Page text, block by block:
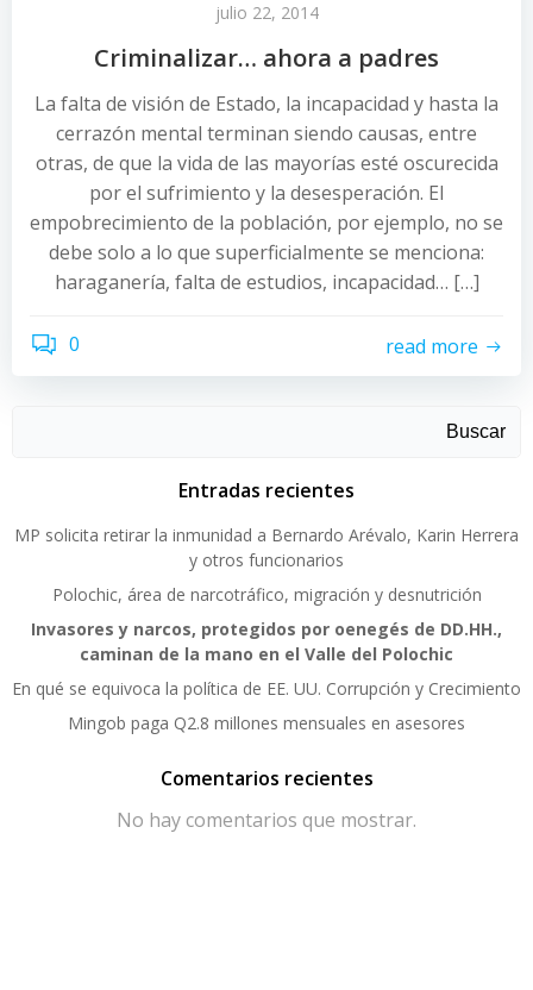
julio 22, 2014
Criminalizar… ahora a padres
La falta de visión de Estado, la incapacidad y hasta la
cerrazón mental terminan siendo causas, entre
otras, de que la vida de las mayorías esté oscurecida
por el sufrimiento y la desesperación. El
empobrecimiento de la población, por ejemplo, no se
debe solo a lo que superficialmente se menciona:
haraganería, falta de estudios, incapacidad… […]
0 read more
Buscar
Entradas recientes
MP solicita retirar la inmunidad a Bernardo Arévalo, Karin Herrera
y otros funcionarios
Polochic, área de narcotráfico, migración y desnutrición
Invasores y narcos, protegidos por oenegés de DD.HH.,
caminan de la mano en el Valle del Polochic
En qué se equivoca la política de EE. UU. Corrupción y Crecimiento
Mingob paga Q2.8 millones mensuales en asesores
Comentarios recientes
No hay comentarios que mostrar.